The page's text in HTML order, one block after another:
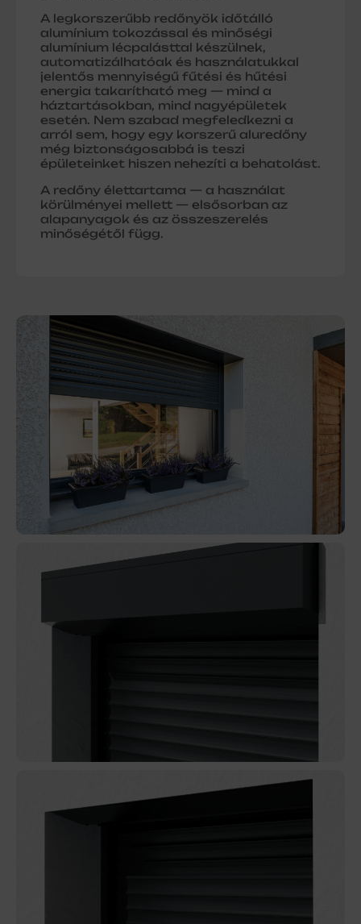
A legkorszerűbb redőnyök időtálló
alumínium tokozással és minőségi
alumínium lécpalásttal készülnek,
automatizálhatóak és használatukkal
jelentős mennyiségű fűtési és hűtési
energia takarítható meg — mind a
háztartásokban, mind nagyépületek
esetén. Nem szabad megfeledkezni a
arról sem, hogy egy korszerű aluredőny
még biztonságosabbá is teszi
épületeinket hiszen nehezíti a behatolást.
A redőny élettartama — a használat
körülményei mellett — elsősorban az
alapanyagok és az összeszerelés
minőségétől függ.